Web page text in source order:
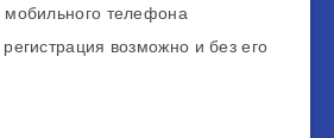
телефона
возможно и без его